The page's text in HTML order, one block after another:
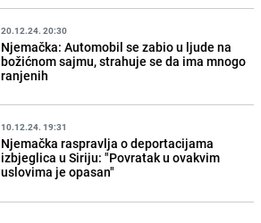
20.12.24. 20:30
Njemačka: Automobil se zabio u ljude na
božićnom sajmu, strahuje se da ima mnogo
ranjenih
10.12.24. 19:31
Njemačka raspravlja o deportacijama
izbjeglica u Siriju: "Povratak u ovakvim
uslovima je opasan"